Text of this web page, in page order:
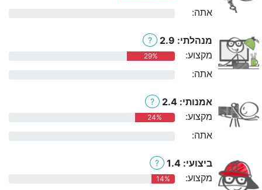
אתה:
מנהלתי: 2.9 ?
מקצוע: 29%
אתה:
אמנותי: 2.4 ?
מקצוע: 24%
אתה:
ביצועי: 1.4 ?
מקצוע: 14%